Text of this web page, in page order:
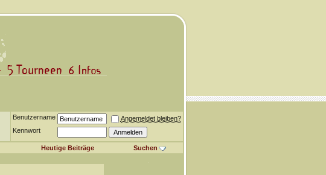
Benutzername
Angemeldet bleiben?
Kennwort
Heutige Beiträge Suchen